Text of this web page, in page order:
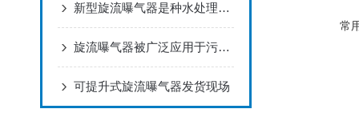
新型旋流曝气器是种水处理设备
旋流曝气器被广泛应用于污水处理厂和工业废水处理系统中
可提升式旋流曝气器发货现场
常